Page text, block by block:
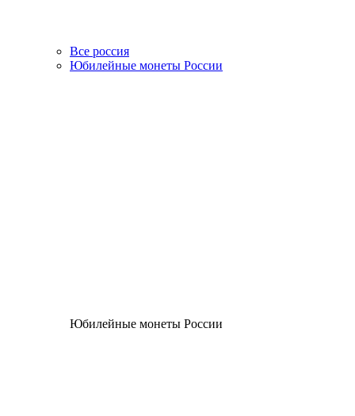
Все россия
Юбилейные монеты России
Юбилейные монеты России